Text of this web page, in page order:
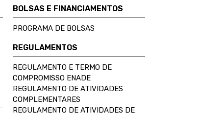
BOLSAS E FINANCIAMENTOS
PROGRAMA DE BOLSAS
REGULAMENTOS
REGULAMENTO E TERMO DE
COMPROMISSO ENADE
REGULAMENTO DE ATIVIDADES
COMPLEMENTARES
REGULAMENTO DE ATIVIDADES DE